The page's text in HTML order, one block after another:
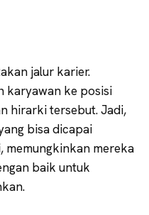
jalur karier.
karyawan ke posisi
hirarki tersebut. Jadi,
bisa dicapai
memungkinkan mereka
baik untuk